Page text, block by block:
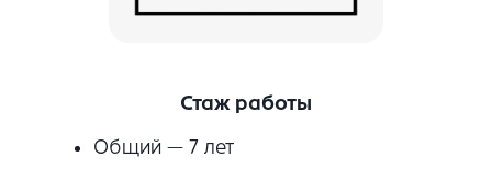
Стаж работы
Общий — 7 лет